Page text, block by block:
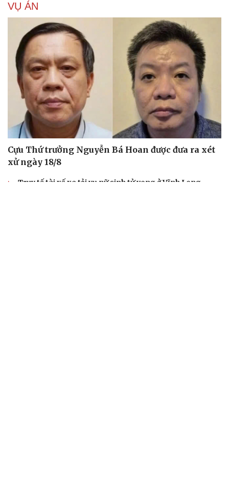
VỤ ÁN
Cựu Thứ trưởng Nguyễn Bá Hoan được đưa ra xét
xử ngày 18/8
Truy tố tài xế xe tải vụ nữ sinh tử vong ở Vĩnh Long